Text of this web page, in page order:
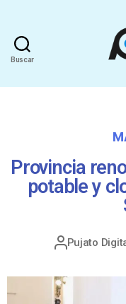
Buscar
Provincia
potable y
Pujato